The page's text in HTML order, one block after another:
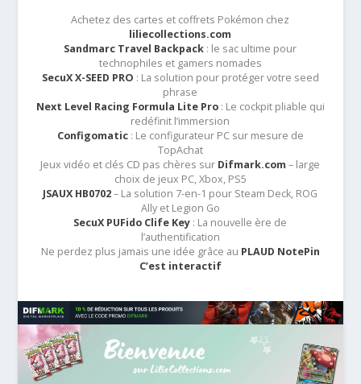
Achetez des cartes et coffrets Pokémon chez
liliecollections.com
Sandmarc Travel Backpack : le sac ultime pour
technophiles et gamers nomades
SecuX X-SEED PRO : La solution pour protéger votre seed
phrase
Next Level Racing Formula Lite Pro: Le cockpit pliable qui
redéfinit l’immersion
Configomatic: Le configurateur PC sur mesure de
TopAchat
Jeux vidéo et clés CD pas chères sur Difmark.com – large
choix de jeux PC, Xbox, PS5
JSAUX HB0702– La solution 7-en-1 pour Steam Deck, ROG
Ally et Legion Go
SecuX PUFido Clife Key : La nouvelle ère de
l’authentification
Ne perdez plus jamais une idée grâce au PLAUD NotePin
C’est interactif